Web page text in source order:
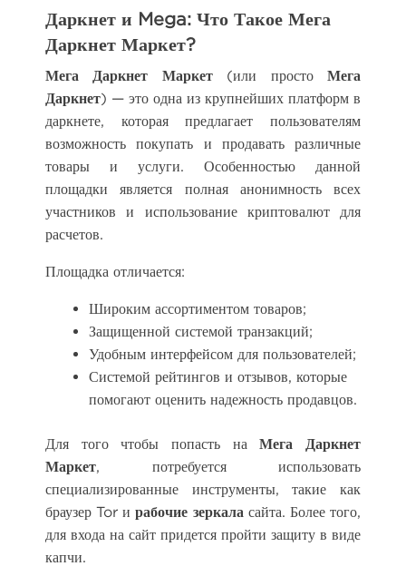
Даркнет и Mega: Что Такое Мега
Даркнет Маркет?
Мега Даркнет Маркет(или простоМега
Даркнет) — это одна из крупнейших платформ в
даркнете, которая предлагает пользователям
возможность покупать и продавать различные
товары и услуги. Особенностью данной
площадки является полная анонимность всех
участников и использование криптовалют для
расчетов.
Площадка отличается:
Широким ассортиментом товаров;
Защищенной системой транзакций;
Удобным интерфейсом для пользователей;
Системой рейтингов и отзывов, которые
помогают оценить надежность продавцов.
Для того чтобы попасть наМега Даркнет
Маркет, потребуется использовать
специализированные инструменты, такие как
браузер Tor ирабочие зеркала сайта. Более того,
для входа на сайт придется пройти защиту в виде
капчи.